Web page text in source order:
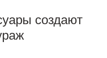
создают